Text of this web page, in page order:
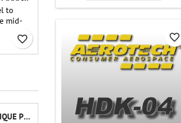
to
mid-
a
to
favorite_border
ALLUMETTE ÉLECTRIQUE POUR CHARGE D'ÉJECTION
favorite_border